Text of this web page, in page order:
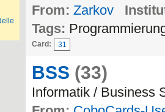
From: Zarkov
Tags:
Card: 31
BSS (33)
Informatik / Business